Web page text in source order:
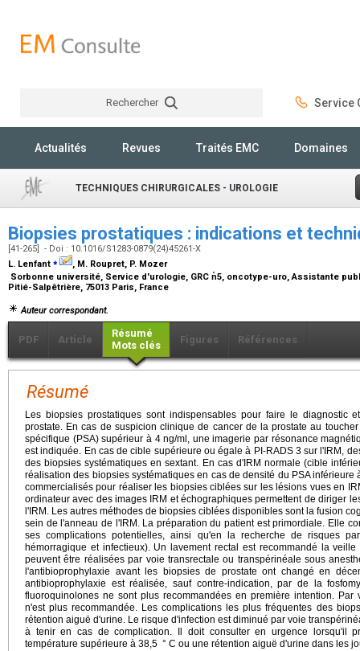
Rechercher Service
Actualités Revues Traités EMC Domaines
TECHNIQUES CHIRURGICALES - UROLOGIE
Biopsies prostatiques : indications et
[41-265] - Doi : 10.1016/S1283-0879(24)45261-X
L. Lenfant ⁎
, M. Roupret, P. Mozer
Sorbonne université, Service d'urologie, GRC n̊5, oncotype-uro, Assistante
Pitié-Salpêtrière, 75013 Paris, France
Auteur correspondant.
PDF Article
Résumé
Mots clés
Figures Références
Résumé
Les biopsies prostatiques sont indispensables pour faire le diagnostic
prostate. En cas de suspicion clinique de cancer de la prostate au
spécifique (PSA) supérieur à 4 ng/ml, une imagerie par résonance
est indiquée. En cas de cible supérieure ou égale à PI-RADS 3 sur l'IRM,
des biopsies systématiques en sextant. En cas d'IRM normale (cible
réalisation des biopsies systématiques en cas de densité du PSA inférieure
commercialisés pour réaliser les biopsies ciblées sur les lésions vues en
ordinateur avec des images IRM et échographiques permettent de diriger
l'IRM. Les autres méthodes de biopsies ciblées disponibles sont la fusion
sein de l'anneau de l'IRM. La préparation du patient est primordiale. Elle
ses complications potentielles, ainsi qu'en la recherche de risques
hémorragique et infectieux). Un lavement rectal est recommandé la
peuvent être réalisées par voie transrectale ou transpérinéale sous
l'antibioprophylaxie avant les biopsies de prostate ont changé en
antibioprophylaxie est réalisée, sauf contre-indication, par de la
fluoroquinolones ne sont plus recommandées en première intention. Par
n'est plus recommandée. Les complications les plus fréquentes des
rétention aiguë d'urine. Le risque d'infection est diminué par voie
à tenir en cas de complication. Il doit consulter en urgence lorsqu'il
température supérieure à 38,5 ° C ou une rétention aiguë d'urine dans les